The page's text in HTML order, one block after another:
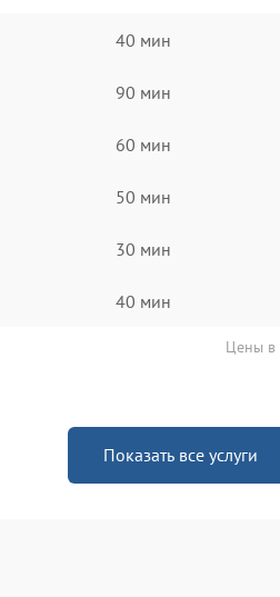
40 мин
90 мин
60 мин
50 мин
30 мин
40 мин
Цены в
Показать все услуги